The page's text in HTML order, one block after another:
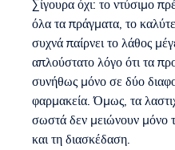
Σίγουρα όχι: το ντύσιμο
όλα τα πράγματα, το
συχνά παίρνει το λάθος
απλούστατο λόγο ότι τα
συνήθως μόνο σε δύο
φαρμακεία. Όμως, τα
σωστά δεν μειώνουν μόνο
και τη διασκέδαση.